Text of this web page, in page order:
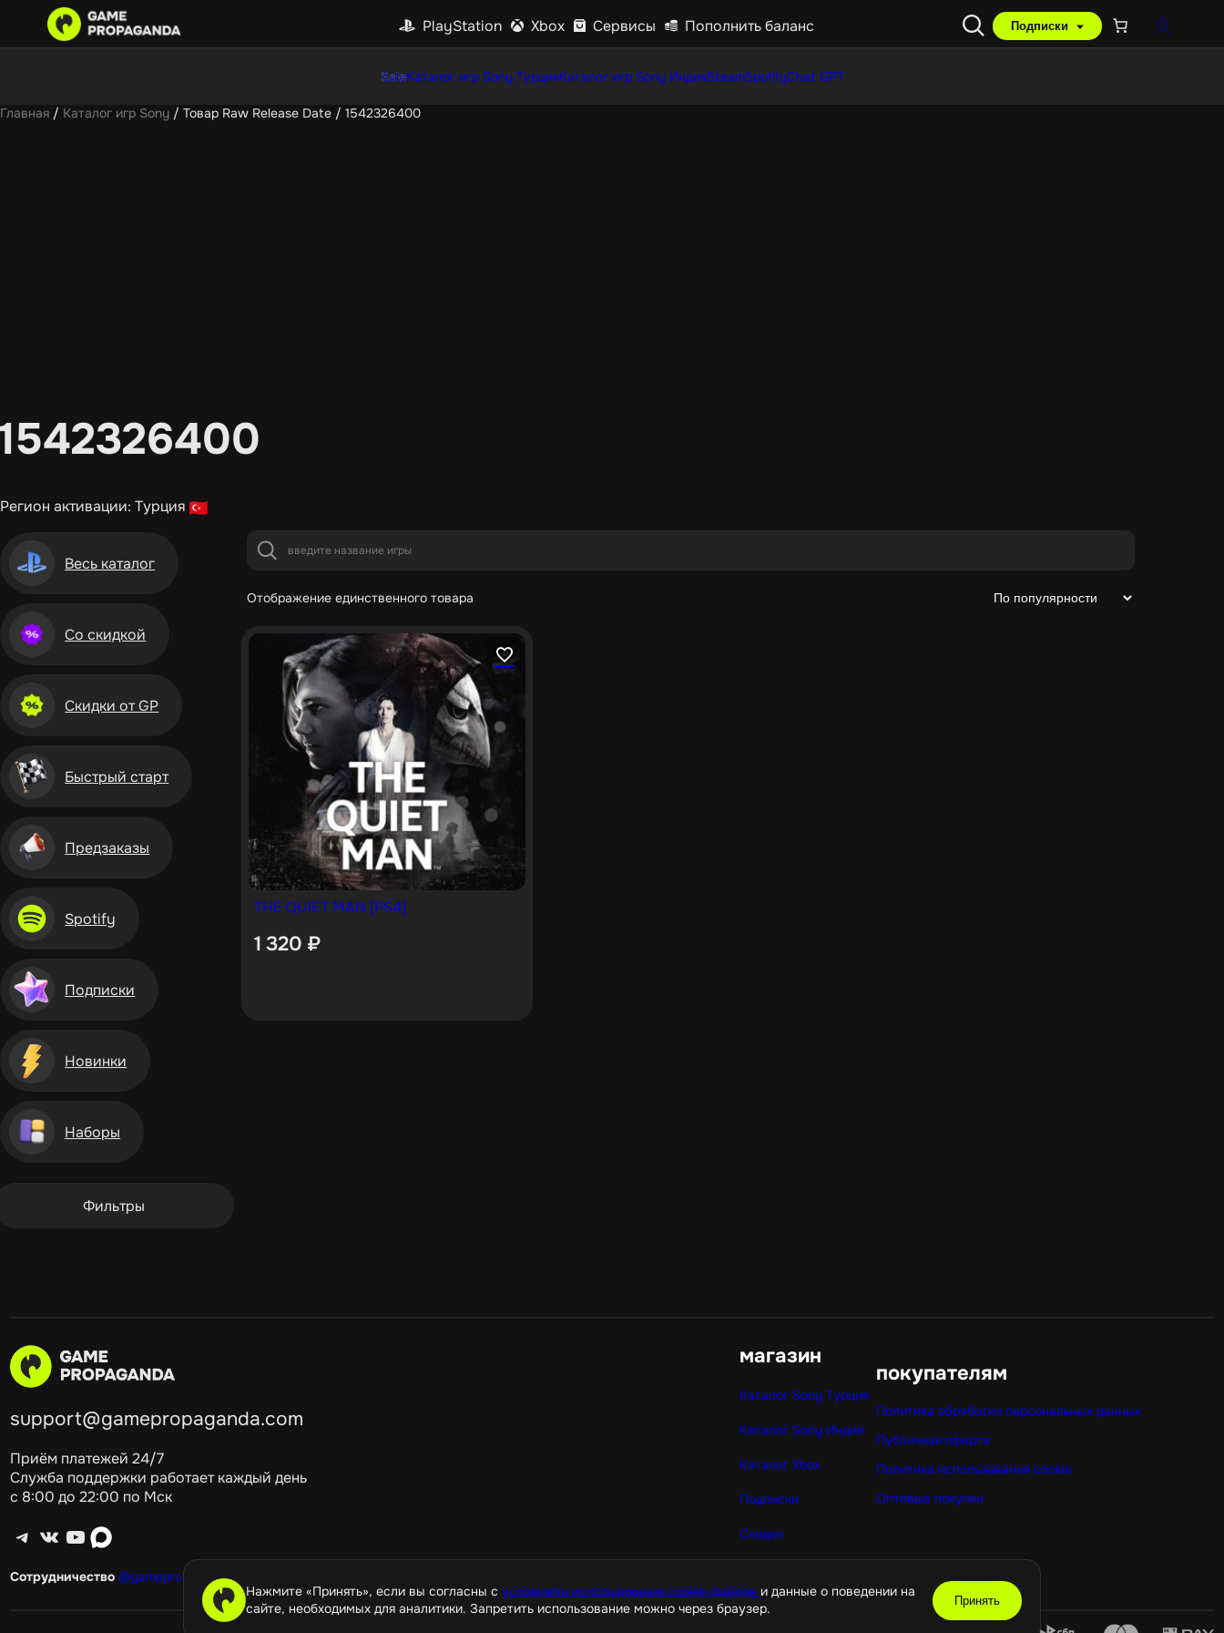
Нажмите «Принять», если вы согласны с условиями использования cookie-файлов и данные о поведении на
сайте, необходимых для аналитики. Запретить использование можно через браузер.
Принять
PlayStation Xbox Сервисы Пополнить баланс Подписки
SaleКаталог игр Sony ТурцияКаталог игр Sony ИндияSteamSpotifyChat GPT
Главная / Каталог игр Sony / Товар Raw Release Date / 1542326400
Регион активации: Турция
Весь каталог
Со скидкой
Скидки от GP
Быстрый старт
Предзаказы
Spotify
Подписки
Новинки
Наборы
Фильтры
Отображение единственного товара
THE QUIET MAN [PS4]
1 320 ₽
support@gamepropaganda.com
Приём платежей 24/7
Служба поддержки работает каждый день
с 8:00 до 22:00 по Мск
Telegram ВКонтакте YouTube max
Сотрудничество @gamepropagandagang
магазин
Каталог Sony Турция
Каталог Sony Индия
Каталог Xbox
Подписки
Скидки
покупателям
Политика обработки персональных данных
Публичная оферта
Политика использования cookie
Оптовые покупки